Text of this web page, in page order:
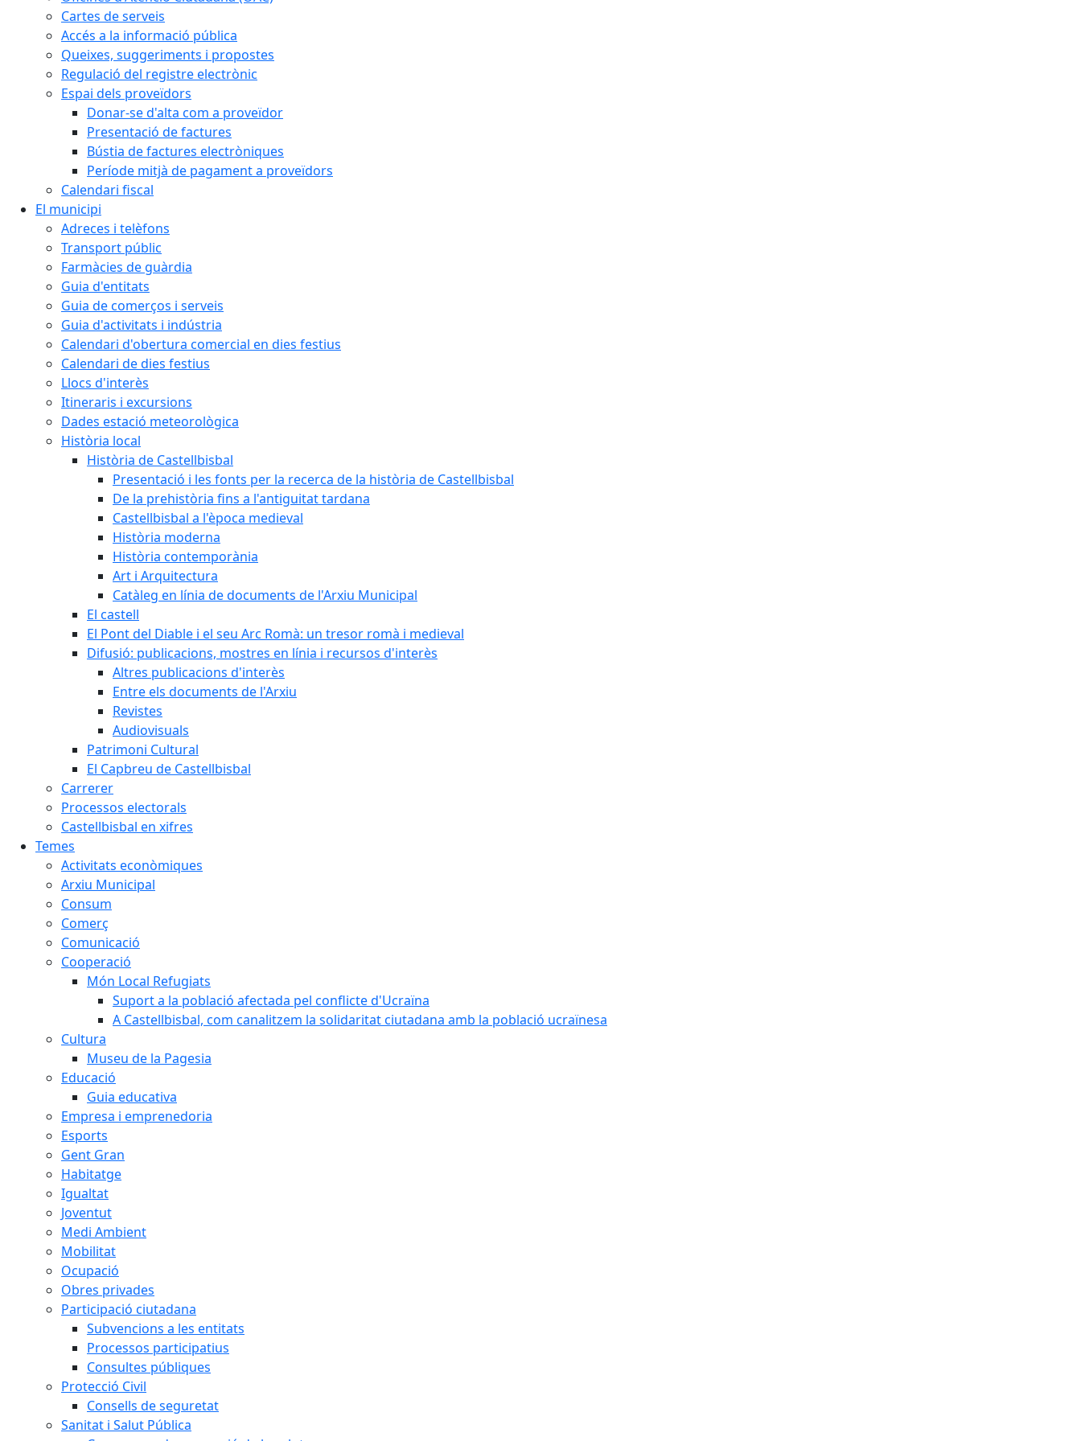
Cartes de serveis
Accés a la informació pública
Queixes, suggeriments i propostes
Regulació del registre electrònic
Espai dels proveïdors
Donar-se d'alta com a proveïdor
Presentació de factures
Bústia de factures electròniques
Període mitjà de pagament a proveïdors
Calendari fiscal
El municipi
Adreces i telèfons
Transport públic
Farmàcies de guàrdia
Guia d'entitats
Guia de comerços i serveis
Guia d'activitats i indústria
Calendari d'obertura comercial en dies festius
Calendari de dies festius
Llocs d'interès
Itineraris i excursions
Dades estació meteorològica
Història local
Història de Castellbisbal
Presentació i les fonts per la recerca de la història de Castellbisbal
De la prehistòria fins a l'antiguitat tardana
Castellbisbal a l'època medieval
Història moderna
Història contemporània
Art i Arquitectura
Catàleg en línia de documents de l'Arxiu Municipal
El castell
El Pont del Diable i el seu Arc Romà: un tresor romà i medieval
Difusió: publicacions, mostres en línia i recursos d'interès
Altres publicacions d'interès
Entre els documents de l'Arxiu
Revistes
Audiovisuals
Patrimoni Cultural
El Capbreu de Castellbisbal
Carrerer
Processos electorals
Castellbisbal en xifres
Temes
Activitats econòmiques
Arxiu Municipal
Consum
Comerç
Comunicació
Cooperació
Món Local Refugiats
Suport a la població afectada pel conflicte d'Ucraïna
A Castellbisbal, com canalitzem la solidaritat ciutadana amb la població ucraïnesa
Cultura
Museu de la Pagesia
Educació
Guia educativa
Empresa i emprenedoria
Esports
Gent Gran
Habitatge
Igualtat
Joventut
Medi Ambient
Mobilitat
Ocupació
Obres privades
Participació ciutadana
Subvencions a les entitats
Processos participatius
Consultes públiques
Protecció Civil
Consells de seguretat
Sanitat i Salut Pública